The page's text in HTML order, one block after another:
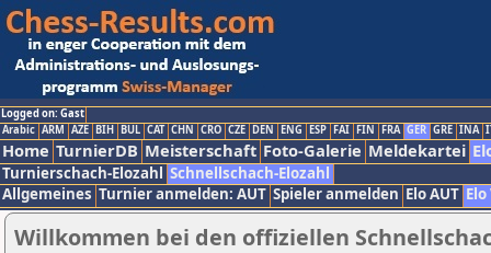
Logged on: Gast
Arabic ARM AZE BIH BUL CAT CHN CRO CZE DEN ENG ESP FAI FIN FRA GER GRE INA
Home TurnierDB Meisterschaft Foto-Galerie Meldekartei
Turnierschach-Elozahl Schnellschach-Elozahl
Allgemeines Turnier anmelden: AUT Spieler anmelden Elo AUT
Willkommen bei den offiziellen